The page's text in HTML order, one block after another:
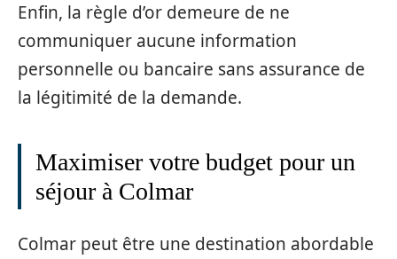
Enfin, la règle d’or demeure de ne
communiquer aucune information
personnelle ou bancaire sans assurance de
la légitimité de la demande.
Maximiser votre budget pour un
séjour à Colmar
Colmar peut être une destination abordable